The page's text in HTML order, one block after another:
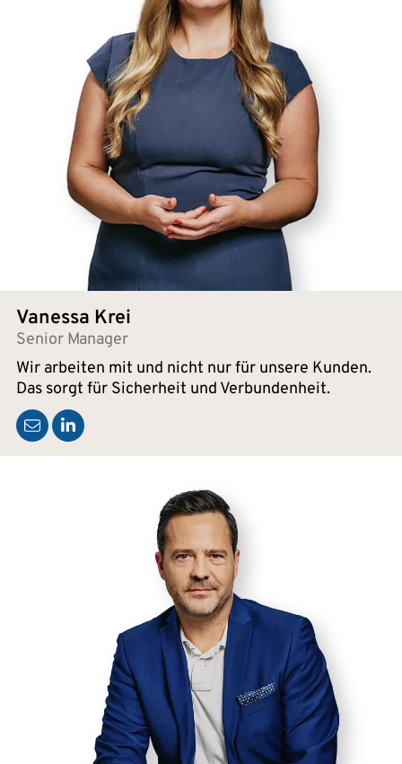
Vanessa Krei
Senior Manager
Wir arbeiten mit und nicht nur für unsere Kunden.
Das sorgt für Sicherheit und Verbundenheit.